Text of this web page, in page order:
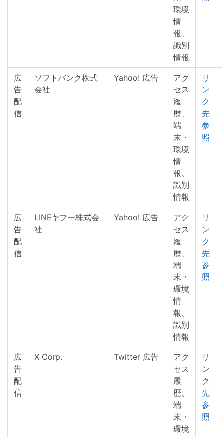
環境
情
報、
識別
情報
広
告
配
信
ソフトバンク株式
会社
Yahoo! 広告
アク
セス
履
歴、
端
末・
環境
情
報、
識別
情報
リ
ン
ク
先
参
照
広
告
配
信
LINEヤフー株式会
社
Yahoo! 広告
アク
セス
履
歴、
端
末・
環境
情
報、
識別
情報
リ
ン
ク
先
参
照
広
告
配
信
X Corp. Twitter 広告
アク
セス
履
歴、
端
末・
環境
リ
ン
ク
先
参
照